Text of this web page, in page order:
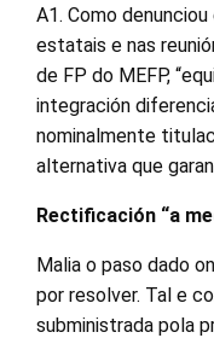
A1. Como
estatais e nas
de FP do MEFP,
integración
nominalmente
alternativa que
Rectificación “a
Malia o paso dado
por resolver. Tal e
subministrada pola